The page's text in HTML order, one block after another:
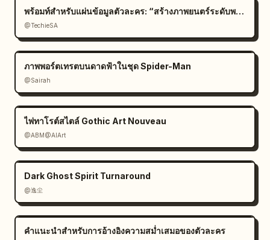
พร้อมท์สำหรับแผ่นข้อมูลตัวละคร: “สร้างภาพยนตร์ระดับพรีเมียม
@TechieSA
ภาพพอร์ตเทรตบนดาดฟ้าในชุด Spider-Man
@Sairah
ไพ่ทาโรต์สไตล์ Gothic Art Nouveau
@ABM@AIArt
Dark Ghost Spirit Turnaround
@逸尘
คำแนะนำสำหรับการอ้างอิงความสม่ำเสมอของตัวละคร